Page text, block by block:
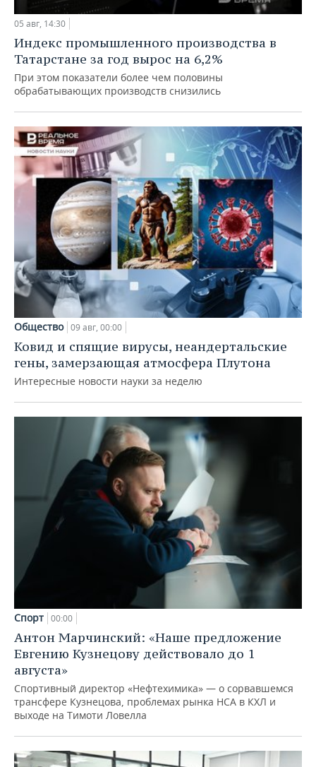
05 авг, 14:30
Индекс промышленного производства в
Татарстане за год вырос на 6,2%
При этом показатели более чем половины
обрабатывающих производств снизились
Общество 09 авг, 00:00
Ковид и спящие вирусы, неандертальские
гены, замерзающая атмосфера Плутона
Интересные новости науки за неделю
Спорт 00:00
Антон Марчинский: «Наше предложение
Евгению Кузнецову действовало до 1
августа»
Спортивный директор «Нефтехимика» — о сорвавшемся
трансфере Кузнецова, проблемах рынка НСА в КХЛ и
выходе на Тимоти Ловелла